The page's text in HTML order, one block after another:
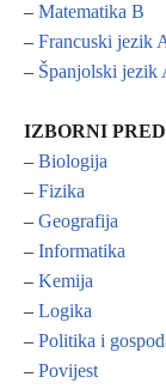
– Matematika B
– Francuski jezik
– Španjolski jezik
IZBORNI
– Biologija
– Fizika
– Geografija
– Informatika
– Kemija
– Logika
– Politika i
– Povijest